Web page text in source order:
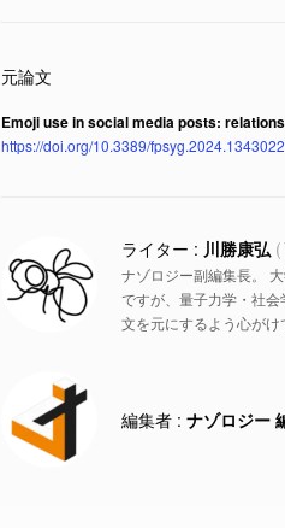
Emoji use in social media posts:
https://doi.org/10.3389/fpsyg.2024.1343022
川勝康弘
ナゾロジー副編集長。
ですが、量子力学・社
文を元にするよう心がけ
ナゾロジー